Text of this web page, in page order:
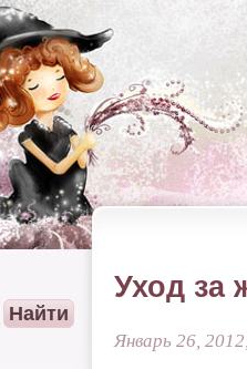
Уход за
Январь 26,